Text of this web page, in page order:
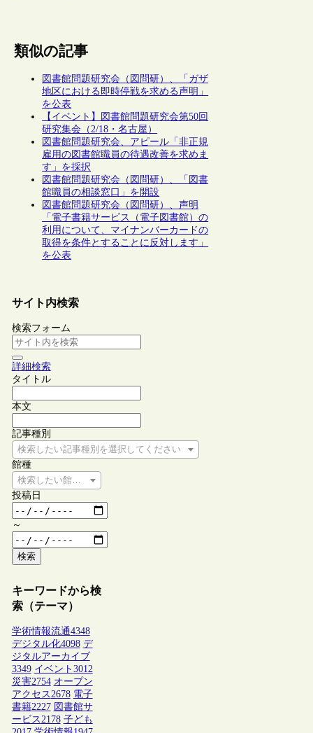
類似の記事
図書館問題研究会（図問研）、「ガザ
地区における即時停戦を求める声明」
を公表
【イベント】図書館問題研究会第50回
研究集会（2/18・名古屋）
図書館問題研究会、アピール「非正規
雇用の図書館職員の待遇改善を求めま
す」を採択
図書館問題研究会（図問研）、「図書
館職員の相談窓口」を開設
図書館問題研究会（図問研）、声明
「電子書籍サービス（電子図書館）の
利用について、マイナンバーカードの
取得を条件とすることに反対します」
を公表
サイト内検索
検索フォーム
詳細検索
タイトル
本文
記事種別
検索したい記事種別を選択してください
館種
検索したい館種を選択してください
投稿日
～
検索
キーワードから検
索（テーマ）
学術情報流通4348
デジタル化4098 デ
ジタルアーカイブ
3349 イベント 3012
災害2754 オープン
アクセス2678 電子
書籍2227 図書館サ
ービス2178 子ども